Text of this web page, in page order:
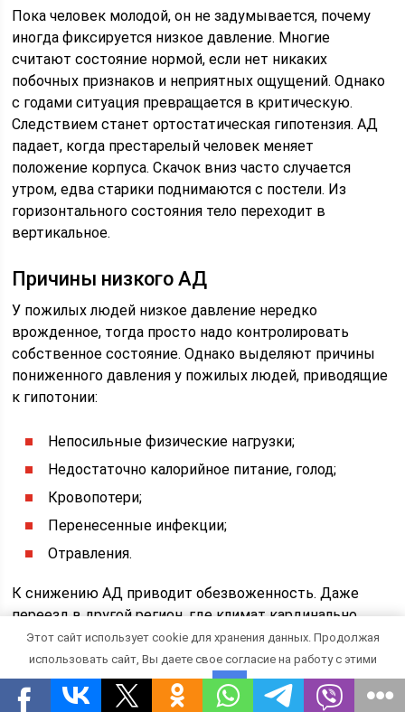
Пока человек молодой, он не задумывается, почему
иногда фиксируется низкое давление. Многие
считают состояние нормой, если нет никаких
побочных признаков и неприятных ощущений. Однако
с годами ситуация превращается в критическую.
Следствием станет ортостатическая гипотензия. АД
падает, когда престарелый человек меняет
положение корпуса. Скачок вниз часто случается
утром, едва старики поднимаются с постели. Из
горизонтального состояния тело переходит в
вертикальное.
Причины низкого АД
У пожилых людей низкое давление нередко
врожденное, тогда просто надо контролировать
собственное состояние. Однако выделяют причины
пониженного давления у пожилых людей, приводящие
к гипотонии:
Непосильные физические нагрузки;
Недостаточно калорийное питание, голод;
Кровопотери;
Перенесенные инфекции;
Отравления.
К снижению АД приводит обезвоженность. Даже
переезд в другой регион, где климат кардинально
отличается, сказывается на показателях давления.
Симптомы пониженного давления
Этот сайт использует cookie для хранения данных. Продолжая
использовать сайт, Вы даете свое согласие на работу с этими
файлами.
OK